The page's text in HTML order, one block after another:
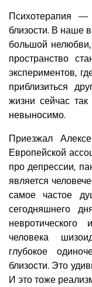
Психотерапия —
близости. В наше
большой нелюбви,
пространство
экспериментов,
приблизиться
жизни сейчас
невыносимо.
Приезжал
Европейской
про депрессии,
является
самое частое
сегодняшнего
человека
глубокое
близости. Это
И это тоже